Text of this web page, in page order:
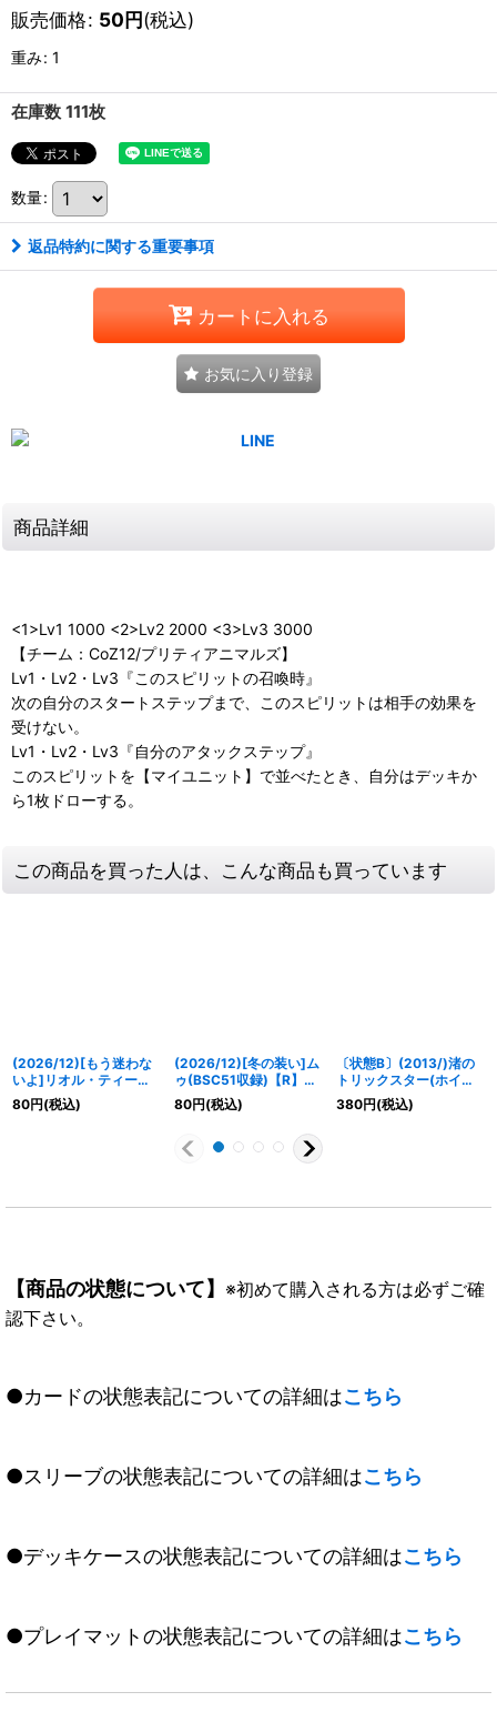
販売価格: 50円(税込)
重み: 1
在庫数 111枚
数量:
返品特約に関する重要事項
カートに入れる
お気に入り登録
商品詳細
<1>Lv1 1000 <2>Lv2 2000 <3>Lv3 3000
【チーム：CoZ12/プリティアニマルズ】
Lv1・Lv2・Lv3『このスピリットの召喚時』
次の自分のスタートステップまで、このスピリットは相手の効果を
受けない。
Lv1・Lv2・Lv3『自分のアタックステップ』
このスピリットを【マイユニット】で並べたとき、自分はデッキか
ら1枚ドローする。
この商品を買った人は、こんな商品も買っています
(2026/12)[もう迷わな
いよ]リオル・ティーダ
(BSC51収録)【R】
{BSC37-007}《黄》
80円(税込)
(2026/12)[冬の装い]ム
ゥ(BSC51収録)【R】
{BSC33-024}《黄》
80円(税込)
〔状態B〕(2013/)渚の
トリックスター(ホイル
仕様)【X】{X13-09}
《黄》
380円(税込)
【商品の状態について】 ※初めて購入される方は必ずご確
認下さい。
●カードの状態表記についての詳細はこちら
●スリーブの状態表記についての詳細はこちら
●デッキケースの状態表記についての詳細はこちら
●プレイマットの状態表記についての詳細はこちら